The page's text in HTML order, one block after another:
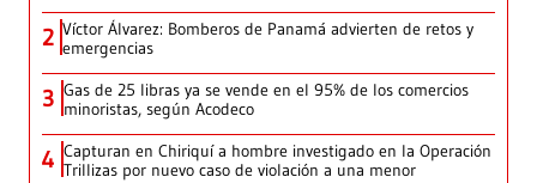
2 Víctor Álvarez: Bomberos de Panamá advierten de retos y
emergencias
3 Gas de 25 libras ya se vende en el 95% de los comercios
minoristas, según Acodeco
4 Capturan en Chiriquí a hombre investigado en la Operación
Trillizas por nuevo caso de violación a una menor